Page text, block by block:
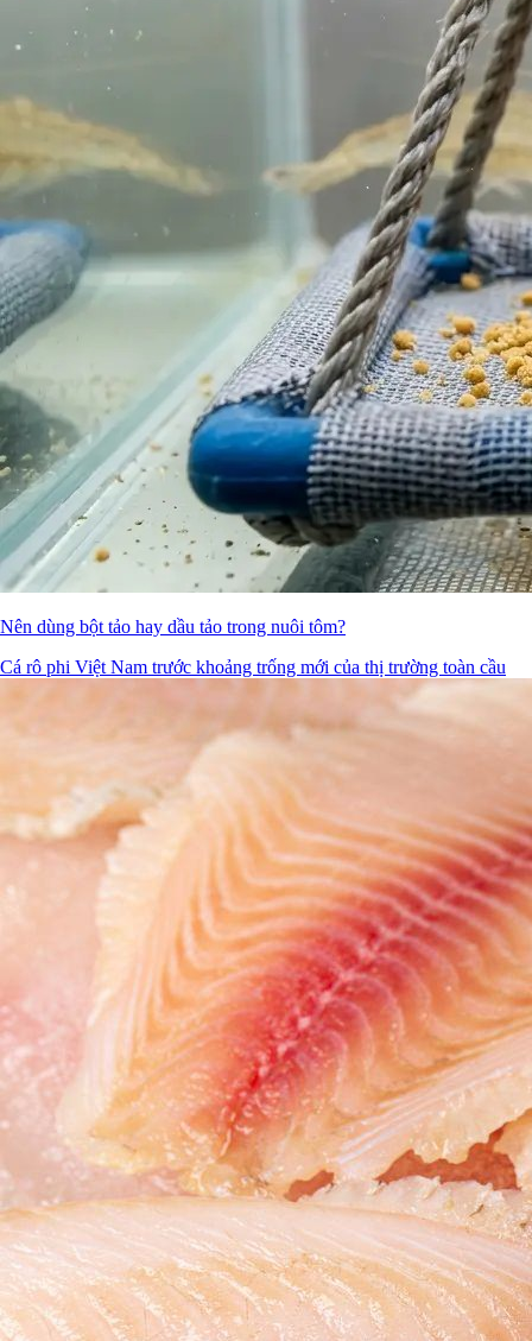
Nên dùng bột tảo hay dầu tảo trong nuôi tôm?
Cá rô phi Việt Nam trước khoảng trống mới của thị trường toàn cầu